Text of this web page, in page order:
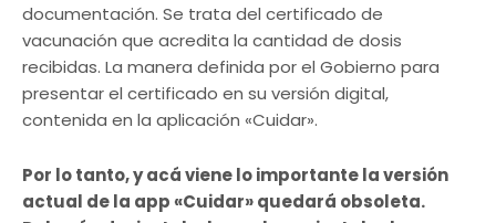
documentación. Se trata del certificado de
vacunación que acredita la cantidad de dosis
recibidas. La manera definida por el Gobierno para
presentar el certificado en su versión digital,
contenida en la aplicación «Cuidar».
Por lo tanto, y acá viene lo importante la versión
actual de la app «Cuidar» quedará obsoleta.